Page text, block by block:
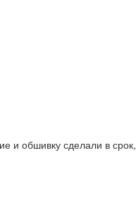
и обшивку сделали в